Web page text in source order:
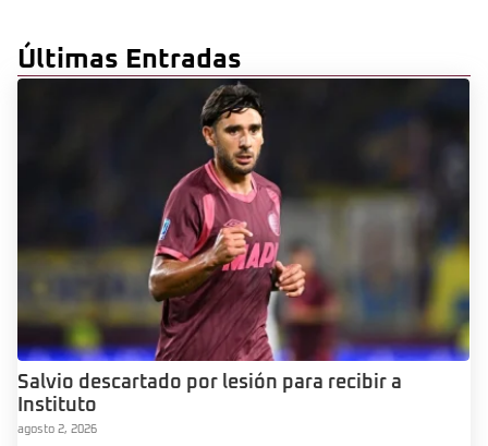
Últimas Entradas
Salvio descartado por lesión para recibir a
Instituto
agosto 2, 2026